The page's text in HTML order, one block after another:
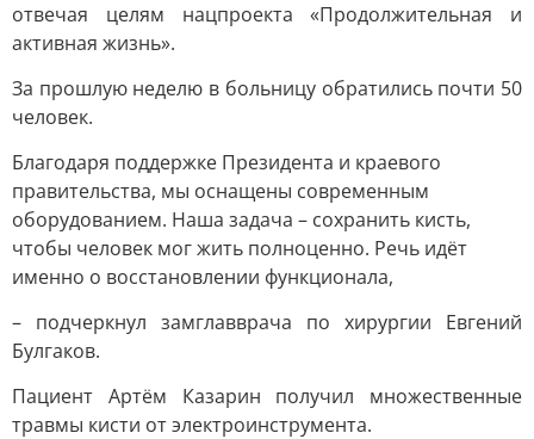
отвечая целям нацпроекта «Продолжительная и
активная жизнь».
За прошлую неделю в больницу обратились почти 50
человек.
Благодаря поддержке Президента и краевого
правительства, мы оснащены современным
оборудованием. Наша задача – сохранить кисть,
чтобы человек мог жить полноценно. Речь идёт
именно о восстановлении функционала,
– подчеркнул замглавврача по хирургии Евгений
Булгаков.
Пациент Артём Казарин получил множественные
травмы кисти от электроинструмента.